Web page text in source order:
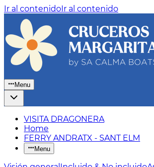
Ir al contenidoIr al contenido
Menu
VISITA DRAGONERA
Home
FERRY ANDRATX - SANT ELM
Menu